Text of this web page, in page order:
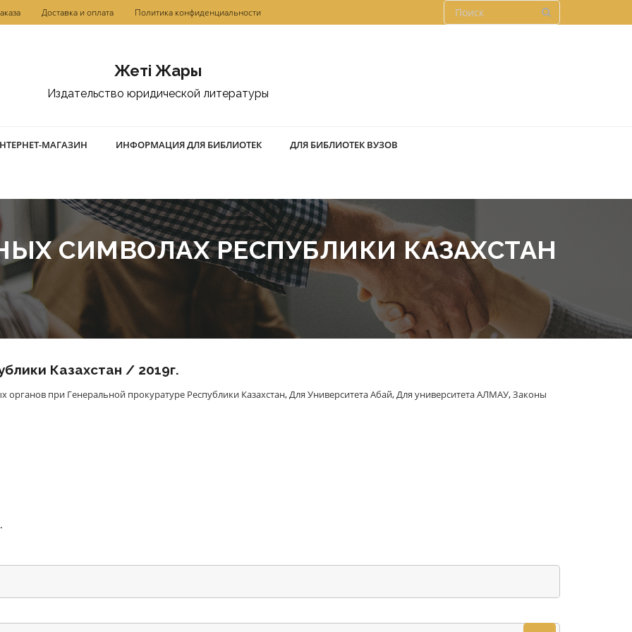
Доставка и оплата Политика конфиденциальности
Жетi Жарғы
Издательство юридической литературы
МАГАЗИН ИНФОРМАЦИЯ ДЛЯ БИБЛИОТЕК ДЛЯ БИБЛИОТЕК ВУЗОВ
СИМВОЛАХ РЕСПУБЛИКИ КАЗАХСТАН
Казахстан / 2019г.
при Генеральной прокуратуре Республики Казахстан,Для Университета Абай,Для университета АЛМАУ,Законы